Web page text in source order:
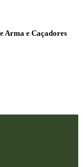
Arma e Caçadores